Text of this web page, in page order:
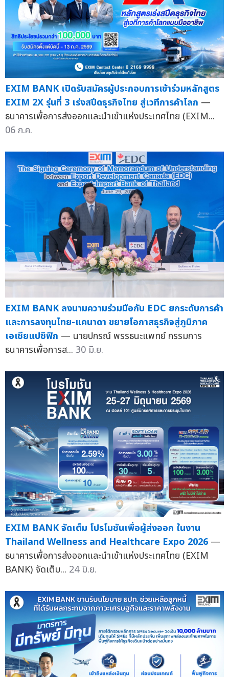
EXIM BANK เปิดรับสมัครผู้ประกอบการเข้าร่วมหลักสูตร
EXIM 2X รุ่นที่ 3 เร่งสปีดธุรกิจไทย สู่เวทีการค้าโลก —
ธนาคารเพื่อการส่งออกและนำเข้าแห่งประเทศไทย (EXIM...
06 ก.ค.
EXIM BANK ลงนามความร่วมมือกับ EDC ยกระดับการค้า
และการลงทุนไทย-แคนาดา ขยายโอกาสธุรกิจสู่ภูมิภาค
เอเชียแปซิฟิก — นายปกรณ์ พรรธนะแพทย์ กรรมการ
ธนาคารเพื่อการส... 30 มิ.ย.
EXIM BANK จัดเต็ม โปรโมชันเพื่อผู้ส่งออก ในงาน
Thailand Wellness and Healthcare Expo 2026 —
ธนาคารเพื่อการส่งออกและนำเข้าแห่งประเทศไทย (EXIM
BANK) จัดเต็ม... 24 มิ.ย.